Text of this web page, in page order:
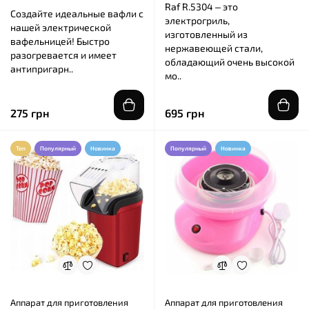
Создайте идеальные вафли с
нашей электрической
вафельницей! Быстро
разогревается и имеет
антипригарн..
275 грн
Raf R.5304 – это
электрогриль,
изготовленный из
нержавеющей стали,
обладающий очень высокой
мо..
695 грн
Топ Популярный Новинка
Аппарат для приготовления
Популярный Новинка
Аппарат для приготовления